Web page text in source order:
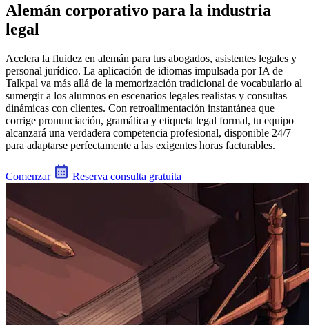
Alemán corporativo para la industria
legal
Acelera la fluidez en alemán para tus abogados, asistentes legales y
personal jurídico. La aplicación de idiomas impulsada por IA de
Talkpal va más allá de la memorización tradicional de vocabulario al
sumergir a los alumnos en escenarios legales realistas y consultas
dinámicas con clientes. Con retroalimentación instantánea que
corrige pronunciación, gramática y etiqueta legal formal, tu equipo
alcanzará una verdadera competencia profesional, disponible 24/7
para adaptarse perfectamente a las exigentes horas facturables.
Comenzar Reserva consulta gratuita